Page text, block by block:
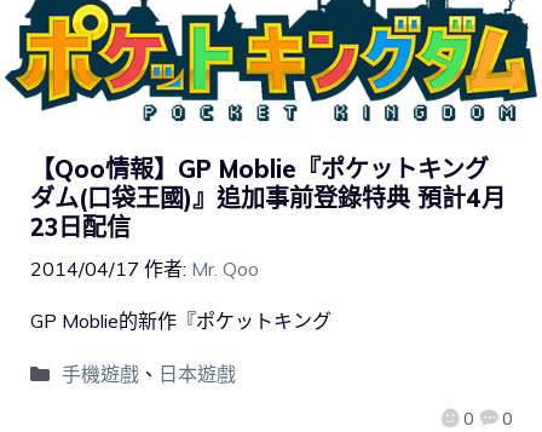
【Qoo情報】GP Moblie『ポケットキング
ダム(口袋王國)』追加事前登錄特典 預計4月
23日配信
2014/04/17 作者: Mr. Qoo
0 0
GP Moblie的新作『ポケットキング
手機遊戲、 日本遊戲